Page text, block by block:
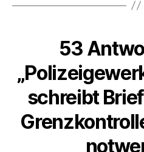
53
schreibt